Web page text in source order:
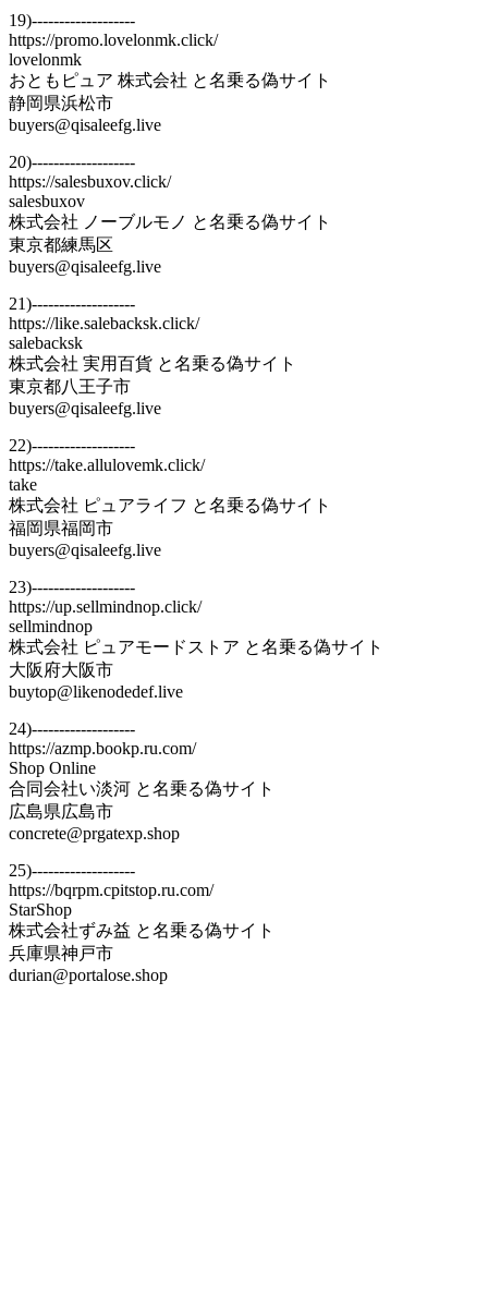
19)-------------------
https://promo.lovelonmk.click/
lovelonmk
おともピュア 株式会社 と名乗る偽サイト
静岡県浜松市
buyers@qisaleefg.live
20)-------------------
https://salesbuxov.click/
salesbuxov
株式会社 ノーブルモノ と名乗る偽サイト
東京都練馬区
buyers@qisaleefg.live
21)-------------------
https://like.salebacksk.click/
salebacksk
株式会社 実用百貨 と名乗る偽サイト
東京都八王子市
buyers@qisaleefg.live
22)-------------------
https://take.allulovemk.click/
take
株式会社 ピュアライフ と名乗る偽サイト
福岡県福岡市
buyers@qisaleefg.live
23)-------------------
https://up.sellmindnop.click/
sellmindnop
株式会社 ピュアモードストア と名乗る偽サイト
大阪府大阪市
buytop@likenodedef.live
24)-------------------
https://azmp.bookp.ru.com/
Shop Online
合同会社い淡河 と名乗る偽サイト
広島県広島市
concrete@prgatexp.shop
25)-------------------
https://bqrpm.cpitstop.ru.com/
StarShop
株式会社ずみ益 と名乗る偽サイト
兵庫県神戸市
durian@portalose.shop